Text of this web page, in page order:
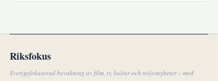
Riksfokus
Sverigefokuserad bevakning av film, tv, kultur och nöjesnyheter – med